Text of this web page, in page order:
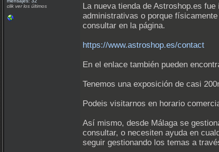
clik ver los últimos
La nueva tienda de Astroshop.es
administrativas o porque
consultar en la página.
https://www.astroshop.es/contact
En el enlace también pueden
Tenemos una exposición de casi
Podeis visitarnos en horario
Así mismo, desde Málaga se
consultar, o necesiten ayuda en
seguir gestionando los temas a